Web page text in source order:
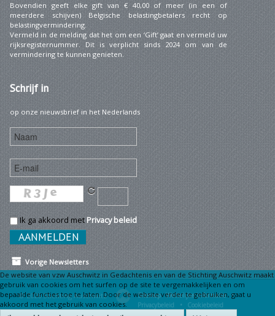
Bovendien geeft elke gift van € 40,00 of meer (in een of
meerdere schijven) Belgische belastingbetalers recht op
belastingvermindering.
Vermeld in de melding dat het om een ‘Gift’ gaat en vermeld uw
rijksregisternummer. Dit is verplicht sinds 2024 om van de
vermindering te kunnen genieten.
Schrijfin
op onze nieuwsbrief in het Nederlands
Ik ga akkoord metPrivacy beleid
Vorige Newsletters
Sitemap Wettelijke informatie •
Privacybeleid •
Cookiebeleid
© 2026 Stichting Auschwitz
De website van vzw Auschwitz in Gedachtenis en van de Stichting Auschwitz maakt
gebruik van cookies om het surfen op de site te vergemakkelijken en om
bepaalde functies toe te laten. Door de website verder te gebruiken, gaat u
akkoord met het gebruik van cookies.